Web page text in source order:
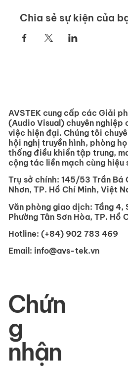
Chia sẻ sự kiện của
AVSTEK cung cấp các Giải
(Audio Visual) chuyên nghiệp
việc hiện đại. Chúng tôi
hội nghị truyền hình, phòng
thống điều khiển tập trung,
cộng tác liền mạch cùng hiệu
Trụ sở chính: 145/53 Trần Bá
Nhơn, TP. Hồ Chí Minh, Việt
Văn phòng giao dịch: Tầng 4,
Phường Tân Sơn Hòa, TP. Hồ
Hotline: (+84) 902 783 469
Email: info@avs-tek.vn
Chứn
g
nhận